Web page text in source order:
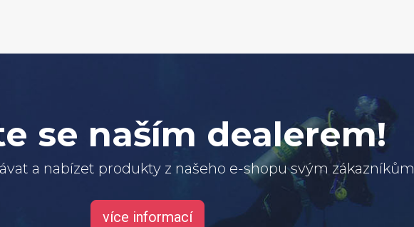
se naším dealerem!
a nabízet produkty z našeho e-shopu svým zákazníkům
více informací